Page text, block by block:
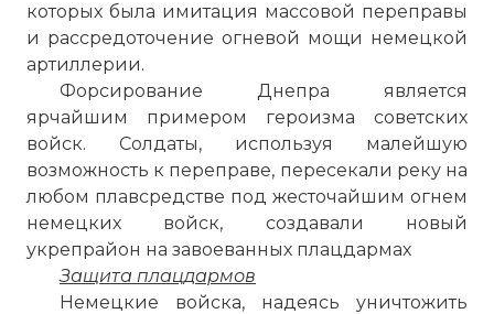
которых была имитация массовой переправы
и рассредоточение огневой мощи немецкой
артиллерии.
Форсирование Днепра является
ярчайшим примером героизма советских
войск. Солдаты, используя малейшую
возможность к переправе, пересекали реку на
любом плавсредстве под жесточайшим огнем
немецких войск, создавали новый
укрепрайон на завоеванных плацдармах
Защита плацдармов
Немецкие войска, надеясь уничтожить
☓